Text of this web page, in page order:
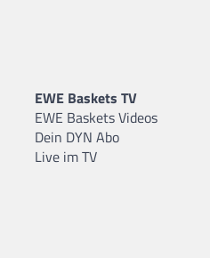
EWE Baskets TV
EWE Baskets Videos
Dein DYN Abo
Live im TV